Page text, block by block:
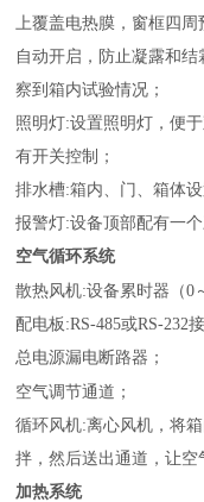
上覆盖电热膜，窗框四
自动开启，防止凝露和
察到箱内试验情况；
照明灯:设置照明灯，便
有开关控制；
排水槽:箱内、门、箱体
报警灯:设备顶部配有一
空气循环系统
散热风机:设备累时器（0
配电板:RS-485或RS-232接
总电源漏电断路器；
空气调节通道 ；
循环风机:离心风机，将
拌，然后送出通道，让空
加热系统